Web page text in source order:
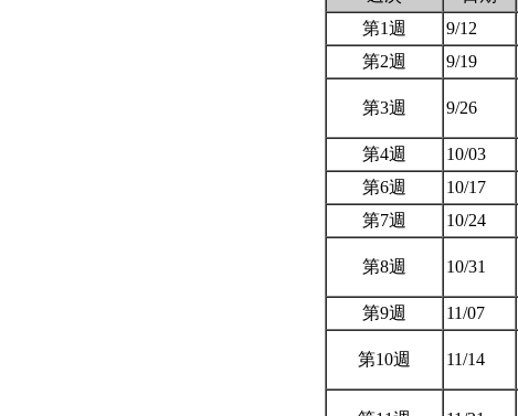
第1週
9/12
第2週
9/19
第3週 9/26
第4週 10/03
第6週
10/17
第7週
10/24
第8週 10/31
第9週 11/07
第10週 11/14